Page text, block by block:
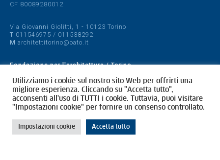
CF 80089280012
Via Giovanni Giolitti, 1 - 10123 Torino
T 011546975 / 011538292
M architettitorino@oato.it
Fondazione per l'architettura / Torino
Designed by quattrolinee.it
Cookie Policy
Privacy Policy
Utilizziamo i cookie sul nostro sito Web per offrirti una
migliore esperienza. Cliccando su "Accetta tutto",
acconsenti all'uso di TUTTI i cookie. Tuttavia, puoi visitare
"Impostazioni cookie" per fornire un consenso controllato.
Impostazioni cookie Accetta tutto